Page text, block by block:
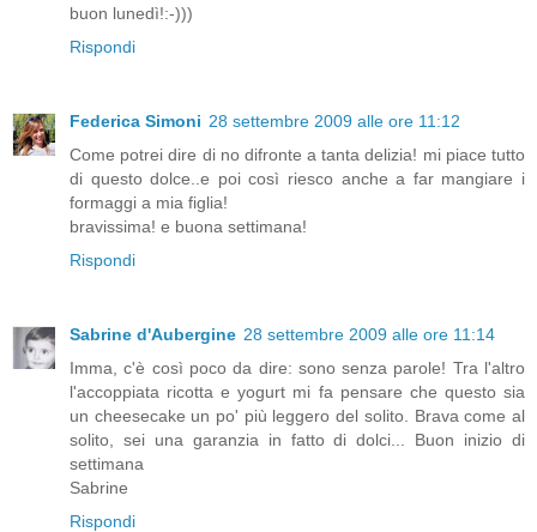
buon lunedì!:-)))
Rispondi
Federica Simoni 28 settembre 2009 alle ore 11:12
Come potrei dire di no difronte a tanta delizia! mi piace tutto
di questo dolce..e poi così riesco anche a far mangiare i
formaggi a mia figlia!
bravissima! e buona settimana!
Rispondi
Sabrine d'Aubergine 28 settembre 2009 alle ore 11:14
Imma, c'è così poco da dire: sono senza parole! Tra l'altro
l'accoppiata ricotta e yogurt mi fa pensare che questo sia
un cheesecake un po' più leggero del solito. Brava come al
solito, sei una garanzia in fatto di dolci... Buon inizio di
settimana
Sabrine
Rispondi